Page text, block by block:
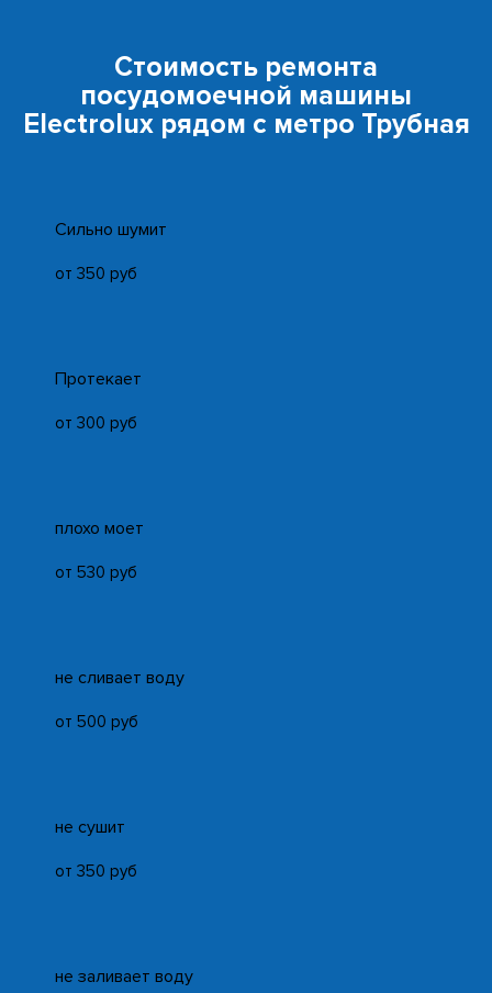
Стоимость ремонта
посудомоечной машины
Electrolux рядом с метро Трубная
Cильно шумит
от 350 руб
Протекает
от 300 руб
плохо моет
от 530 руб
не сливает воду
от 500 руб
не сушит
от 350 руб
не заливает воду